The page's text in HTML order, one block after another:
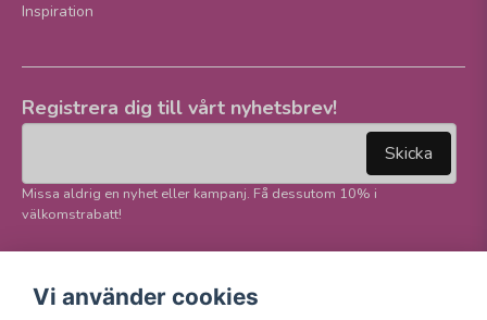
Inspiration
Registrera dig till vårt nyhetsbrev!
Skicka
Missa aldrig en nyhet eller kampanj. Få dessutom 10% i
välkomstrabatt!
sociala medier!
E-handel
Vi använder cookies